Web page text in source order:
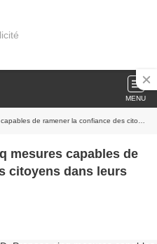
MENU
la confiance des citoyens dans leurs dirigeants.
mesures capables de
citoyens dans leurs